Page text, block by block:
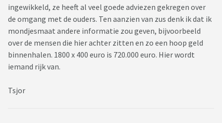
ingewikkeld, ze heeft al veel goede adviezen gekregen over
de omgang met de ouders. Ten aanzien van zus denk ik dat ik
mondjesmaat andere informatie zou geven, bijvoorbeeld
over de mensen die hier achter zitten en zo een hoop geld
binnenhalen. 1800 x 400 euro is 720.000 euro. Hier wordt
iemand rijk van.
Tsjor